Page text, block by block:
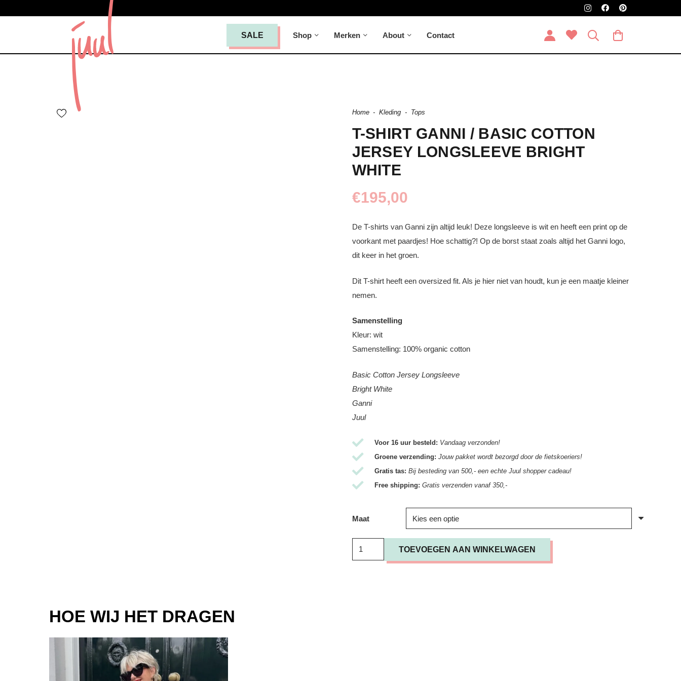
SALE Shop Merken About Contact
Home - Kleding - Tops
T-SHIRT GANNI / BASIC COTTON
JERSEY LONGSLEEVE BRIGHT
WHITE
€195,00
De T-shirts van Ganni zijn altijd leuk! Deze longsleeve is wit en heeft een print op de
voorkant met paardjes! Hoe schattig?! Op de borst staat zoals altijd het Ganni logo,
dit keer in het groen.
Dit T-shirt heeft een oversized fit. Als je hier niet van houdt, kun je een maatje kleiner
nemen.
Samenstelling
Kleur: wit
Samenstelling: 100% organic cotton
Basic Cotton Jersey Longsleeve
Bright White
Ganni
Juul
Voor 16 uur besteld: Vandaag verzonden!
Groene verzending: Jouw pakket wordt bezorgd door de fietskoeriers!
Gratis tas: Bij besteding van 500,- een echte Juul shopper cadeau!
Free shipping: Gratis verzenden vanaf 350,-
Maat
Shirt
TOEVOEGEN AAN WINKELWAGEN
HOE WIJ HET DRAGEN